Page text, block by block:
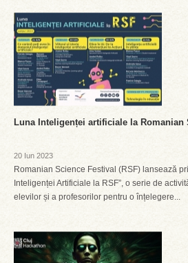
Luna Inteligenței artificiale la Romanian
20 Iun 2023
Romanian Science Festival (RSF) lansează
Inteligenței Artificiale la RSF”, o serie de
elevilor și a profesorilor pentru o înțelegere...